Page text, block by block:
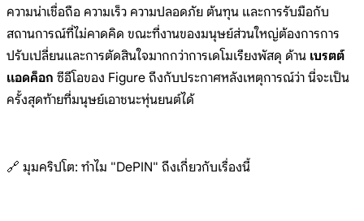
ความน่าเชื่อถือ ความเร็ว ความปลอดภัย ต้นทุน และการรับมือกับ
สถานการณ์ที่ไม่คาดคิด ขณะที่งานของมนุษย์ส่วนใหญ่ต้องการการ
ปรับเปลี่ยนและการตัดสินใจมากกว่าการเดโมเรียงพัสดุ ด้าน เบรตต์
แอดค็อก ซีอีโอของ Figure ถึงกับประกาศหลังเหตุการณ์ว่า นี่จะเป็น
ครั้งสุดท้ายที่มนุษย์เอาชนะหุ่นยนต์ได้
🔗 มุมคริปโต: ทำไม "DePIN" ถึงเกี่ยวกับเรื่องนี้